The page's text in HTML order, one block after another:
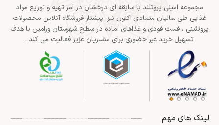
مجموعه امینی پروتلند با سابقه ای درخشان در امر تهیه و توزیع مواد
غذایی طی سالیان متمادی اکنون نیز پیشتاز فروشگاه آنلاین محصولات
پروتئینی ، فست فودی و غذاهای آماده در سطح شهرستان ورامین با هدف
تسهیل خرید غیر حضوری برای مشتریان عزیز فعالیت می کند .
لینک های مهم